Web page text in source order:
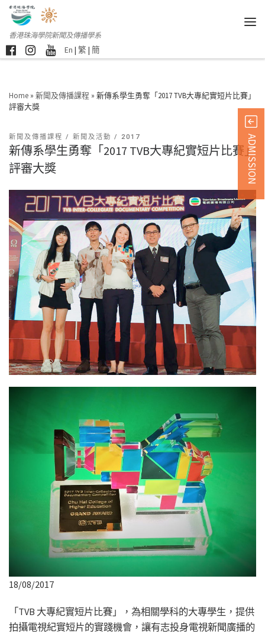
香港珠海學院新聞及傳播學系
En | 繁 | 簡
Home » 新聞及傳播課程 » 新傳系學生勇奪「2017 TVB大專紀實短片比賽」
評審大獎
新聞及傳播課程 新聞及活動 2017
新傳系學生勇奪「2017 TVB大專紀實短片比賽」
評審大獎
18/08/2017
「TVB 大專紀實短片比賽」，為相關學科的大專學生，提供
拍攝電視紀實短片的實踐機會，讓有志投身電視新聞廣播的
ADMISSION